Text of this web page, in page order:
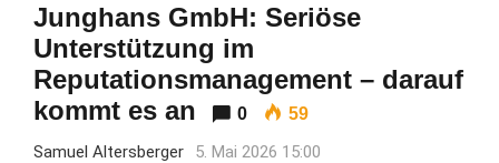
Junghans GmbH: Seriöse
Unterstützung im
Reputationsmanagement – darauf
kommt es an
0 59
Samuel Altersberger 5. Mai 2026 15:00